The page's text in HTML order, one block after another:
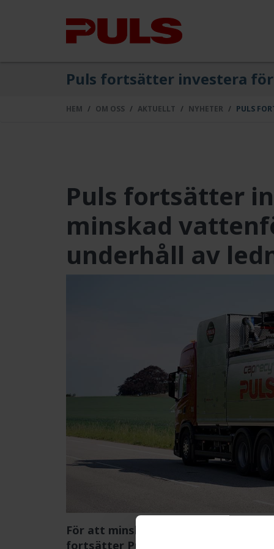
Puls fortsätter investera
HEM OM OSS AKTUELLT NYHETER PULS
Puls fortsätter
minskad
underhåll av
För att minska vattenanvändningen
fortsätter Puls att investera i nya